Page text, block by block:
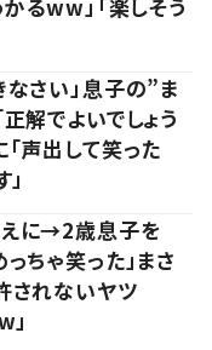
るww」「楽しそう
なさい」息子の”ま
解でよいでしょう
声出して笑った
に→2歳息子を
ちゃ笑った」まさ
されないヤツ